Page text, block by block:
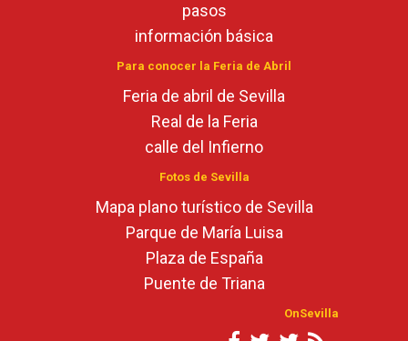
pasos
información básica
Para conocer la Feria de Abril
Feria de abril de Sevilla
Real de la Feria
calle del Infierno
Fotos de Sevilla
Mapa plano turístico de Sevilla
Parque de María Luisa
Plaza de España
Puente de Triana
OnSevilla